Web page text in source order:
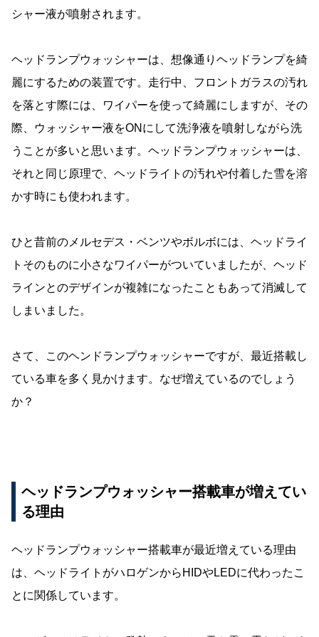
シャー液が噴射されます。
ヘッドランプウォッシャーは、想像通りヘッドランプを綺
麗にするための装置です。走行中、フロントガラスの汚れ
を落とす際には、ワイパーを使って綺麗にしますが、その
際、ウォッシャー液をONにして洗浄液を噴射しながら洗
うことが多いと思います。ヘッドランプウォッシャーは、
それと同じ原理で、ヘッドライトの汚れや付着した雪を溶
かす時にも使われます。
ひと昔前のメルセデス・ベンツやボルボには、ヘッドライ
トそのものに小さなワイパーがついていましたが、ヘッド
ラインとのデザインが複雑になったこともあって消滅して
しまいました。
さて、このヘンドランプウォッシャーですが、最近搭載し
ている車を多く見かけます。なぜ増えているのでしょう
か？
ヘッドランプウォッシャー搭載車が増えてい
る理由
ヘッドランプウォッシャー搭載車が最近増えている理由
は、ヘッドライトがハロゲンからHIDやLEDに代わったこ
とに関係しています。